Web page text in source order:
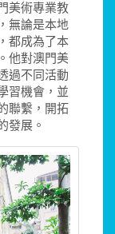
美術專業教
無論是本地
都成為了本
他對澳門美
過不同活動
習機會，並
聯繫，開拓
發展。